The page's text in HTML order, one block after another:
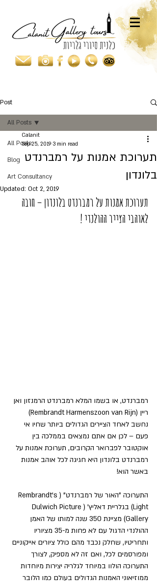
Post
All Posts
Blog
Art Consultancy
All Posts
תערוכת אמנות על רמברנדט
בלונדון
Calanit
Sep 25, 2019 3 min read
Updated: Oct 2, 2019
תערוכת אמנות על רמברנדט בלונדון – חובה
לאוהבי הצייר ההולנדי !
רמברנדט, או בשמו המלא רמברנדט הרמנזון ואן
ריין (Rembrandt Harmenszoon van Rijn)
נחשב לאחד הציירים הגדולים ביותר שחיו אי
פעם – לכן אם אתם נמצאים בממלכה בין
אוקטובר לפברואר הקרובים, תערוכת אמנות על
רמברנדט בלונדון היא חגיגה לכל אוהב אמנות
באשר הוא!
התערוכה "האור של רמברנדט" (Rembrandt's
Light) בגלריית דאליץ' (Dulwich Picture
Gallery) מציינת 350 שנה למותו של האמן
ההולנדי הדגול עם לא פחות מ-35 מציוריו
ותחריטיו, שחלק נכבד מהם כולל ציורים אייקוניים
ומפורסמים לכל, ואם זה לא מספיק, לצורך
התערוכה הולוו במיוחד לגלריה יצירות מיוחדות
ממוזיאוני האמנות הגדולים בעולם כמו הלובר